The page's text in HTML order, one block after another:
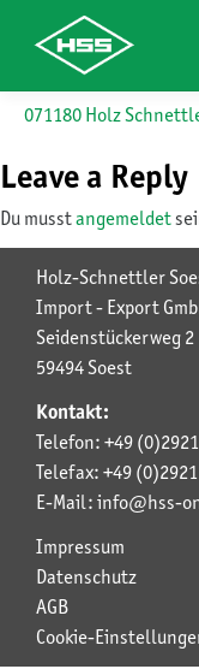
Skip
071180 Holz
Leave a Reply
Du musstangemeldet
Holz-Schnettler
Import - Export
Seidenstückerweg 2
59494 Soest
Kontakt:
Telefon: +49
Telefax: +49
E-Mail: info@hss-
Impressum
Datenschutz
AGB
Cookie-